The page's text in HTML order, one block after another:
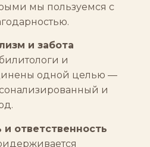
мы пользуемся с
и забота
и
одной целью —
и
и ответственность